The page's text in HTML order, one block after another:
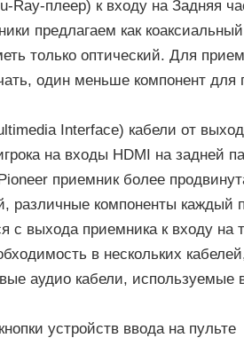
Ray-плеер) к входу на Задняя
предлагаем как
только оптический. Для
один меньше компонент для
Interface) кабели от
на входы HDMI на задней
приемник более
различные компоненты каждый
с выхода приемника к входу на
в нескольких
аудио кабели, используемые
устройств ввода на пульте